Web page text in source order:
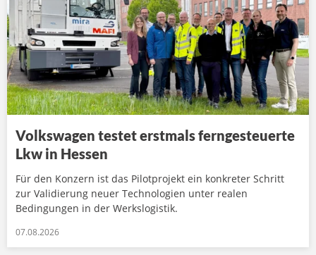
Volkswagen testet erstmals ferngesteuerte
Lkw in Hessen
Für den Konzern ist das Pilotprojekt ein konkreter Schritt
zur Validierung neuer Technologien unter realen
Bedingungen in der Werkslogistik.
07.08.2026